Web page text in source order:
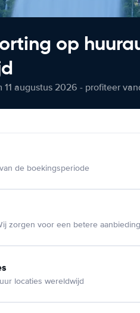
op
augustus 2026 - profiteer
de boekingsperiode
zorgen voor een betere aanbieding
locaties wereldwijd